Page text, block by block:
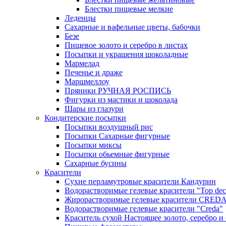
Блестки пищевые мелкие
Леденцы
Сахарные и вафельные цветы, бабочки
Безе
Пищевое золото и серебро в листах
Посыпки и украшения шоколадные
Мармелад
Печенье и драже
Маршмеллоу
Пряники РУЧНАЯ РОСПИСЬ
Фигурки из мастики и шоколада
Шары из глазури
Кондитерские посыпки
Посыпки воздушный рис
Посыпки Сахарные фигурные
Посыпки миксы
Посыпки обьемные фигурные
Сахарные бусины
Красители
Сухие перламутровые красители Кандурин
Водорастворимые гелевые красители "Top
Жирорастворимые гелевые красители CREDA
Водорастворимые гелевые красители "Creda"
Краситель сухой Настоящее золото, серебро и